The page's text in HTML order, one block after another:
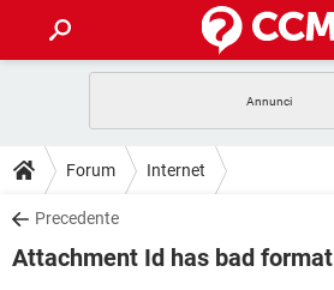
INTRATTENIMENTO
iOS
INSTAGRAM
GUIDE
COVID-19
DOWNLOAD
COVID-19 GAMING
Forum Internet
Precedente
Attachment Id has bad